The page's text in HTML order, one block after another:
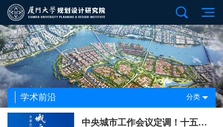
学术前沿 分类
中央城市工作会议定调！十五五